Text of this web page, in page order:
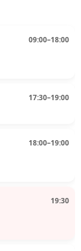
09:00–18:00
17:30–19:00
18:00–19:00
19:30